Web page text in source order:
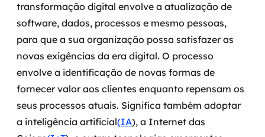
Arquitetura de soluções
Migração para Cloud
Transformação digital
Sustentar operações com eficiência
transformação digital envolve a atualização de
software, dados, processos e mesmo pessoas,
para que a sua organização possa satisfazer as
novas exigências da era digital. O processo
envolve a identificação de novas formas de
fornecer valor aos clientes enquanto repensam os
seus processos atuais. Significa também adoptar
a inteligência artificial(IA), a Internet das